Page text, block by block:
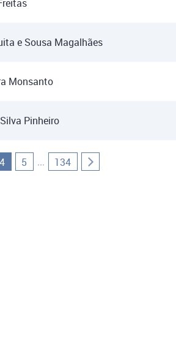
e Sousa Magalhães
Monsanto
Pinheiro
4 5 ... 134